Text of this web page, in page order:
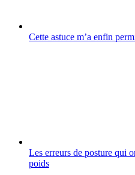
Cette astuce m’a enfin
Les erreurs de posture qui
poids